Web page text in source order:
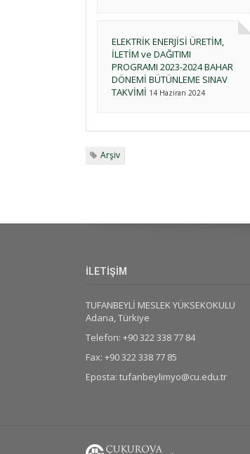
ELEKTRİK ENERJİSİ ÜRETİM,
İLETİM ve DAĞITIMI
PROGRAMI 2023-2024 BAHAR
DÖNEMİ BÜTÜNLEME SINAV
TAKVİMİ 14 Haziran 2024
Arşiv
İLETİŞİM
TUFANBEYLİ MESLEK YÜKSEKOKULU
Adana, Türkiye
Telefon: +90 322 338 77 84
Fax: +90 322 338 77 85
Eposta: tufanbeylimyo@cu.edu.tr